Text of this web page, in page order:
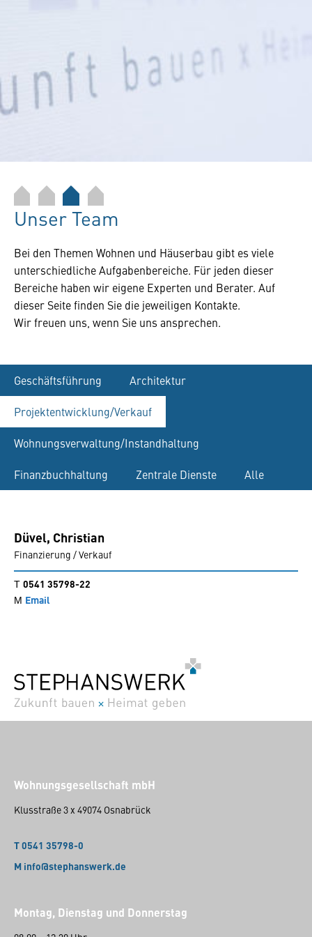
Unser Team
Bei den Themen Wohnen und Häuserbau gibt es viele
unterschiedliche Aufgabenbereiche. Für jeden dieser
Bereiche haben wir eigene Experten und Berater. Auf
dieser Seite finden Sie die jeweiligen Kontakte.
Wir freuen uns, wenn Sie uns ansprechen.
Geschäftsführung Architektur
Projektentwicklung/Verkauf
Wohnungsverwaltung/Instandhaltung
Finanzbuchhaltung Zentrale Dienste Alle
Düvel, Christian
Finanzierung / Verkauf
0541 35798-22
Email
Wohnungsgesellschaft mbH
Klusstraße 3 x 49074 Osnabrück
T 0541 35798-0
M info@stephanswerk.de
Montag, Dienstag und Donnerstag